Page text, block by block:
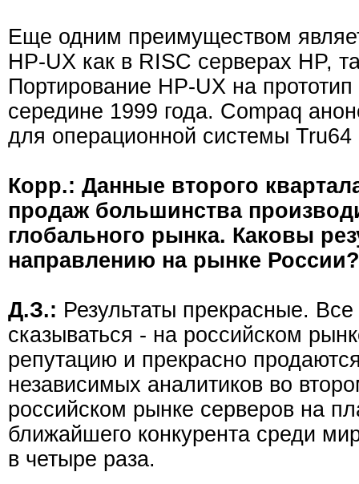
Еще одним преимуществом
HP-UX как в RISC серверах HP,
Портирование HP-UX на
середине 1999 года. Compaq
для операционной системы Tru64
Корр.: Данные второго
продаж большинства
глобального рынка. Каковы
направлению на рынке России?
Д.З.: Результаты прекрасные.
сказываться - на российском
репутацию и прекрасно
независимых аналитиков во
российском рынке серверов на
ближайшего конкурента среди
в четыре раза.